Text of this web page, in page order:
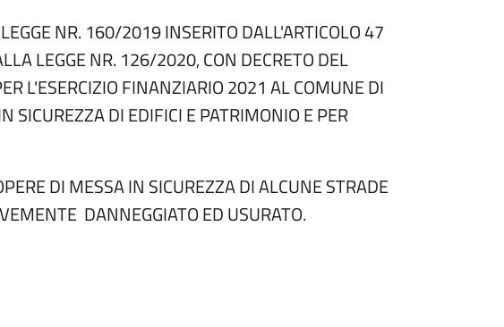
NR. 160/2019 INSERITO DALL'ARTICOLO 47
LEGGE NR. 126/2020, CON DECRETO DEL
L'ESERCIZIO FINANZIARIO 2021 AL COMUNE DI
DI EDIFICI E PATRIMONIO E PER
DI MESSA IN SICUREZZA DI ALCUNE STRADE
DANNEGGIATO ED USURATO.